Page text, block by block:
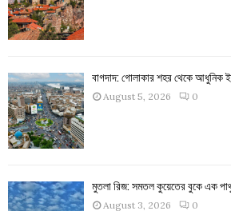
বাগদাদ: গোলাকার শহর থেকে আধুনিক
August 5, 2026 0
মুতলা রিজ: সমতল কুয়েতের বুকে এক
August 3, 2026 0